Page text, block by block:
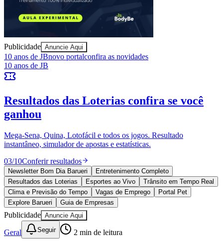
Goiás
Publicidade Anuncie Aqui
10 anos de JBnovo portalconfira as novidades
10 anos de JB
Resultados das Loterias confira se você
ganhou
Mega-Sena, Quina, Lotofácil e todos os jogos. Resultado
instantâneo, simulador de apostas e estatísticas.
03/10Conferir resultados
Newsletter Bom Dia Barueri
Entretenimento Completo
Resultados das Loterias
Esportes ao Vivo
Trânsito em Tempo Real
Clima e Previsão do Tempo
Vagas de Emprego
Portal Pet
Explore Barueri
Guia de Empresas
Publicidade Anuncie Aqui
Geral Seguir 2 min de leitura